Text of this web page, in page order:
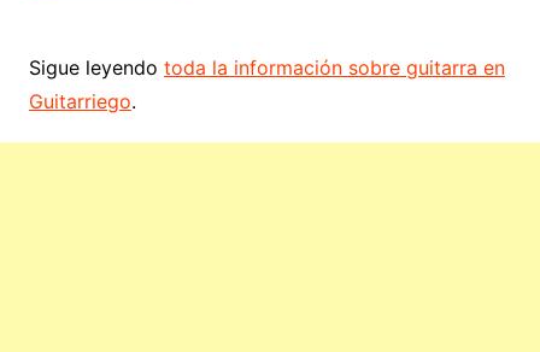
Sigue leyendo toda la información sobre guitarra en
Guitarriego.